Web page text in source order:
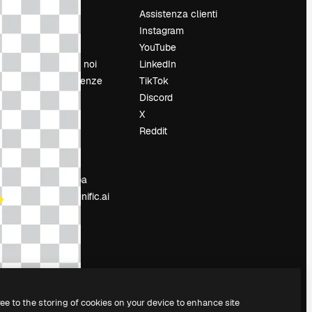
Prezzi
Chi siamo
Lavora con noi
Cerca tendenze
Eventi
Slidesgo
Vendi i tuoi
Sala stampa
Cerchi magnific.ai
Assistenza clienti
Instagram
YouTube
LinkedIn
TikTok
Discord
X
Reddit
to the storing of cookies on your device to enhance site